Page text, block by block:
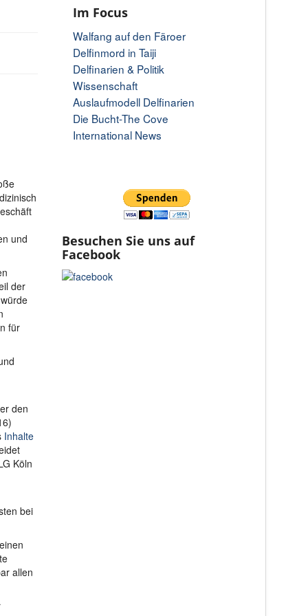
und
der
für
den
Inhalte
Köln
bei
allen
Im Focus
Walfang auf den Färoer
Delfinmord in Taiji
Delfinarien & Politik
Wissenschaft
Auslaufmodell Delfinarien
Die Bucht-The Cove
International News
Besuchen Sie uns auf
Facebook